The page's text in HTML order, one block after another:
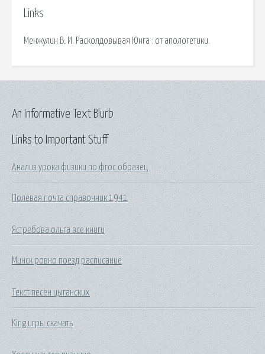
Links
Менжулин В. И. Расколдовывая Юнга : от апологетики.
Links to Important Stuff
Анализ урока физики по фгос образец
Полевая почта справочник 1941
Ястребова ольга все книги
Минск ровно поезд расписание
Текст песен цыганских
King игры скачать
An Informative Text Blurb